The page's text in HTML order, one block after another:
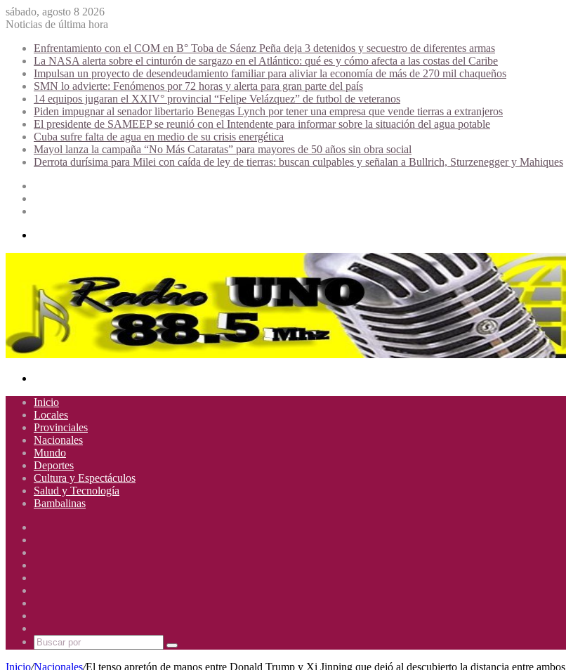
sábado, agosto 8 2026
Noticias de última hora
Enfrentamiento con el COM en B° Toba de Sáenz Peña deja 3 detenidos y secuestro de diferentes armas
La NASA alerta sobre el cinturón de sargazo en el Atlántico: qué es y cómo afecta a las costas del Caribe
Impulsan un proyecto de desendeudamiento familiar para aliviar la economía de más de 270 mil chaqueños
SMN lo advierte: Fenómenos por 72 horas y alerta para gran parte del país
14 equipos jugaran el XXIV° provincial “Felipe Velázquez” de futbol de veteranos
Piden impugnar al senador libertario Benegas Lynch por tener una empresa que vende tierras a extranjeros
El presidente de SAMEEP se reunió con el Intendente para informar sobre la situación del agua potable
Cuba sufre falta de agua en medio de su crisis energética
Mayol lanza la campaña “No Más Cataratas” para mayores de 50 años sin obra social
Derrota durísima para Milei con caída de ley de tierras: buscan culpables y señalan a Bullrich, Sturzenegger y Mahiques
Inicio
Locales
Provinciales
Nacionales
Mundo
Deportes
Cultura y Espectáculos
Salud y Tecnología
Bambalinas
Mhz
885
Mhz
Uno
885
Mhz
Buscar
Inicio/Nacionales/El tenso apretón de manos entre Donald Trump y Xi Jinping que dejó al descubierto la distancia entre ambos